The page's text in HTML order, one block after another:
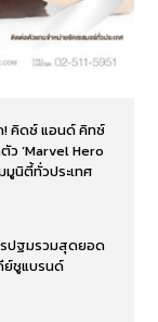
! คิดซ์ แอนด์ คิทซ์
ว ‘Marvel Hero
มูนิตี้ทั่วประเทศ
ปฐมรวมสุดยอด
ย์ชูแบรนด์